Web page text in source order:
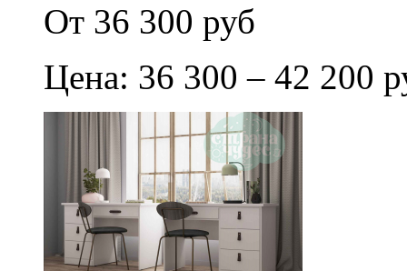
От 36 300 руб
Цена: 36 300 – 42 200